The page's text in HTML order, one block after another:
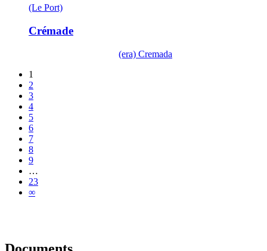
(Le Port)
Crémade
(era) Cremada
1
2
3
4
5
6
7
8
9
…
23
∞